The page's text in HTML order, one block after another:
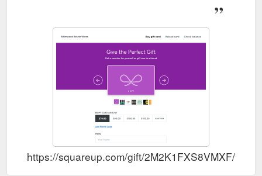
https://squareup.com/gift/2M2K1FXS8VMXF/order